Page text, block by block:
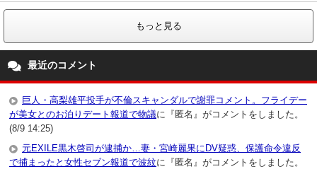
もっと見る
最近のコメント
巨人・高梨雄平投手が不倫スキャンダルで謝罪コメント。フライデー
が美女とのお泊りデート報道で物議に『匿名』がコメントをしました。
(8/9 14:25)
元EXILE黒木啓司が逮捕か…妻・宮崎麗果にDV疑惑、保護命令違反
で捕まったと女性セブン報道で波紋に『匿名』がコメントをしました。